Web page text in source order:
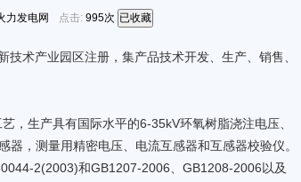
力发电网 点击: 995次 已收藏
术产业园区注册，集产品技术开发、生产、销售、
生产具有国际水平的6-35kV环氧树脂浇注电压、
，测量用精密电压、电流互感器和互感器校验仪。
2(2003)和GB1207-2006、GB1208-2006以及